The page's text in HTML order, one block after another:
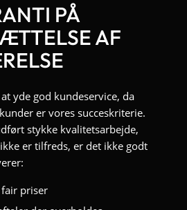
PÅ
AF
yde god kundeservice, da
er vores succeskriterie.
stykke kvalitetsarbejde,
er tilfreds, er det ikke godt
priser